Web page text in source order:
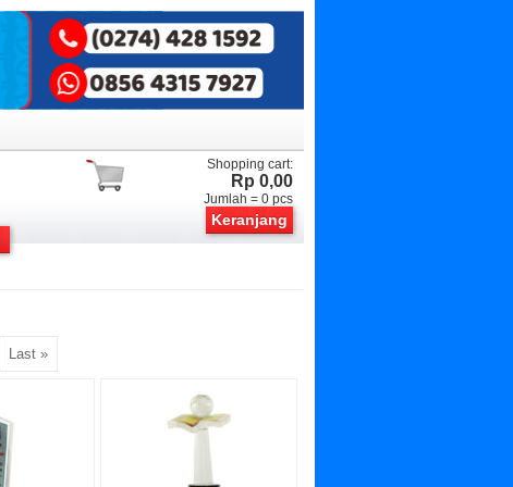
Shopping cart:
Rp 0,00
Jumlah = 0 pcs
Keranjang
Last »